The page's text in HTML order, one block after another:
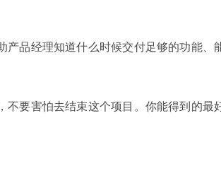
产品经理知道什么时候交付足够的功能、
不要害怕去结束这个项目。你能得到的最